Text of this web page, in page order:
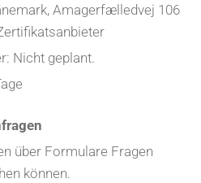
Amagerfælledvej 106
Nicht geplant.
über Formulare Fragen
können.